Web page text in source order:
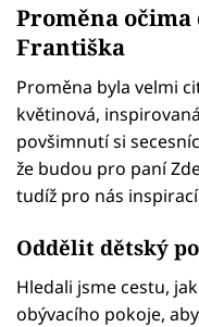
Proměna
Františka
Proměna byla velmi
květinová,
povšimnutí si
že budou pro paní
tudíž pro nás
Oddělit dětský
Hledali jsme cestu,
obývacího pokoje,